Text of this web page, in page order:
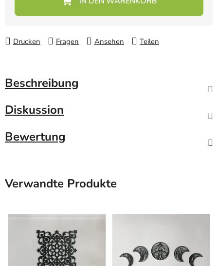
Drucken Fragen Ansehen Teilen
Beschreibung
Diskussion
Bewertung
Verwandte Produkte